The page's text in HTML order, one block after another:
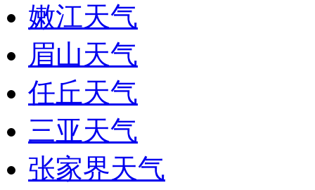
嫩江天气
眉山天气
任丘天气
三亚天气
张家界天气